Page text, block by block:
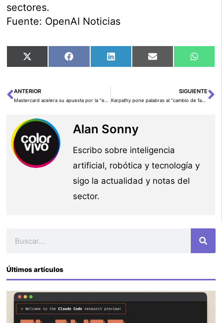
sectores.
Fuente: OpenAI Noticias
Compartir
en
X
(Twitter)
Compartir
en
FacebookCompartir
en
LinkedInCompartir
en
Email
en
Ant
ANTERIOR SIGUIENTE
Alan Sonny
Escribo sobre inteligencia
artificial, robótica y tecnología y
sigo la actualidad y notas del
sector.
Últimos artículos